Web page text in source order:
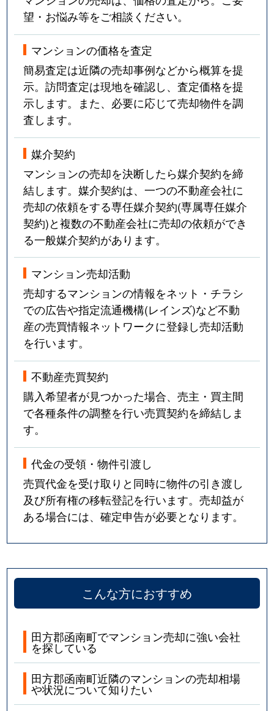
望・お悩み等をご相談ください。
マンションの価格を査定
簡易査定は近隣の売却事例などから概算を提
示。訪問査定は現地を確認し、査定価格を提
示します。また、必要に応じて売却物件を調
査します。
媒介契約
マンションの売却を決断したら媒介契約を締
結します。媒介契約は、一つの不動産会社に
売却の依頼をする専任媒介契約(専属専任媒介
契約)と複数の不動産会社に売却の依頼ができ
る一般媒介契約があります。
マンション売却活動
売却するマンションの情報をネット・チラシ
での広告や指定流通機構(レインズ)など不動
産の売買情報ネットワークに登録し売却活動
を行います。
不動産売買契約
購入希望者が見つかった場合、売主・買主間
で各種条件の調整を行い売買契約を締結しま
す。
代金の受領・物件引渡し
売買代金を受け取りと同時に物件の引き渡し
及び所有権の移転登記を行います。売却益が
ある場合には、確定申告が必要となります。
こんな方におすすめ
田方郡函南町でマンション売却に強い会社
を探している
田方郡函南町近隣のマンションの売却相場
や状況について知りたい